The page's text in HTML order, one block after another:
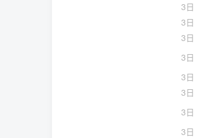
3日
3日
3日
3日
3日
3日
3日
3日